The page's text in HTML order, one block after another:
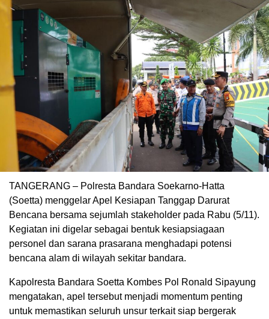
TANGERANG – Polresta Bandara Soekarno-Hatta
(Soetta) menggelar Apel Kesiapan Tanggap Darurat
Bencana bersama sejumlah stakeholder pada Rabu (5/11).
Kegiatan ini digelar sebagai bentuk kesiapsiagaan
personel dan sarana prasarana menghadapi potensi
bencana alam di wilayah sekitar bandara.
Kapolresta Bandara Soetta Kombes Pol Ronald Sipayung
mengatakan, apel tersebut menjadi momentum penting
untuk memastikan seluruh unsur terkait siap bergerak